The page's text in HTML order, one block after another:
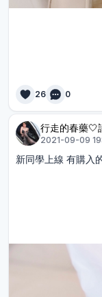
26 0
行走的春藥🤍
2021-09-09
新同學上線 有購入